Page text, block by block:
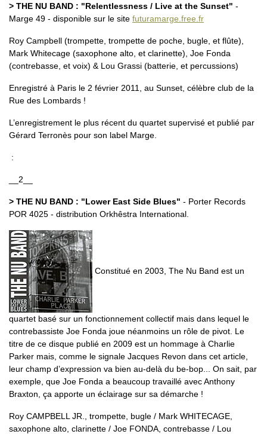
> THE NU BAND : "Relentlessness / Live at the Sunset" -
Marge 49 - disponible sur le site futuramarge.free.fr
Roy Campbell (trompette, trompette de poche, bugle, et flûte),
Mark Whitecage (saxophone alto, et clarinette), Joe Fonda
(contrebasse, et voix) & Lou Grassi (batterie, et percussions)
Enregistré à Paris le 2 février 2011, au Sunset, célèbre club de la
Rue des Lombards !
L’enregistrement le plus récent du quartet supervisé et publié par
Gérard Terronès pour son label Marge.
:
__2__
> THE NU BAND : "Lower East Side Blues" - Porter Records
POR 4025 - distribution Orkhêstra International.
Constitué en 2003, The Nu Band est un
quartet basé sur un fonctionnement collectif mais dans lequel le
contrebassiste Joe Fonda joue néanmoins un rôle de pivot. Le
titre de ce disque publié en 2009 est un hommage à Charlie
Parker mais, comme le signale Jacques Revon dans cet article,
leur champ d’expression va bien au-delà du be-bop... On sait, par
exemple, que Joe Fonda a beaucoup travaillé avec Anthony
Braxton, ça apporte un éclairage sur sa démarche !
Roy CAMPBELL JR., trompette, bugle / Mark WHITECAGE,
saxophone alto, clarinette / Joe FONDA, contrebasse / Lou